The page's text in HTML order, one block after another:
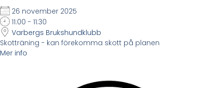
26 november 2025
11:00 - 11:30
Varbergs Brukshundklubb
Skotträning - kan förekomma skott på planen
Mer info